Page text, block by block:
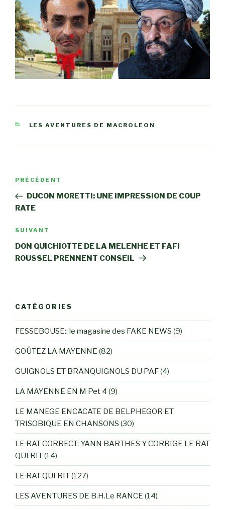
CATÉGORIES
LES AVENTURES DE MACROLEON
Navigation
l’article
Article
précédent
PRÉCÉDENT
DUCON MORETTI: UNE IMPRESSION DE COUP
RATE
Article
suivant
SUIVANT
DON QUICHIOTTE DE LA MELENHE ET FAFI
ROUSSEL PRENNENT CONSEIL
CATÉGORIES
FESSEBOUSE:: le magasine des FAKE NEWS (9)
GOÛTEZ LA MAYENNE (82)
GUIGNOLS ET BRANQUIGNOLS DU PAF(4)
LA MAYENNE EN M Pet 4 (9)
LE MANEGE ENCACATE DE BELPHEGOR ET
TRISOBIQUE EN CHANSONS (30)
LE RAT CORRECT: YANN BARTHES Y CORRIGE LE RAT
QUI RIT(14)
LE RAT QUI RIT(127)
LES AVENTURES DE B.H.Le RANCE (14)